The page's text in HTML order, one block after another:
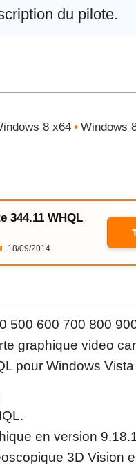
du pilote.
8 x64 • Windows
344.11 WHQL
18/09/2014
500 600 700 800
graphique video
pour Windows
en version
3D Vision